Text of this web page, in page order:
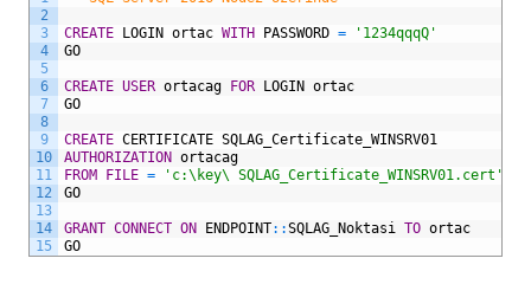
2
3
4
5
6
7
8
9
10
11
12
13
14
15
CREATE LOGIN ortac WITH PASSWORD =
'1234qqqQ'
GO
CREATE USER ortacag FOR LOGIN ortac
GO
CREATE CERTIFICATE SQLAG_Certificate_WINSRV01
AUTHORIZATION ortacag
FROM FILE =
'c:\key\ SQLAG_Certificate_WINSRV01.cert'
GO
GRANT CONNECT ON ENDPOINT::SQLAG_Noktasi TO ortac
GO